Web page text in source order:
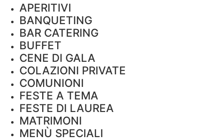
APERITIVI
BANQUETING
BAR CATERING
BUFFET
CENE DI GALA
COLAZIONI PRIVATE
COMUNIONI
FESTE A TEMA
FESTE DI LAUREA
MATRIMONI
MENÙ SPECIALI